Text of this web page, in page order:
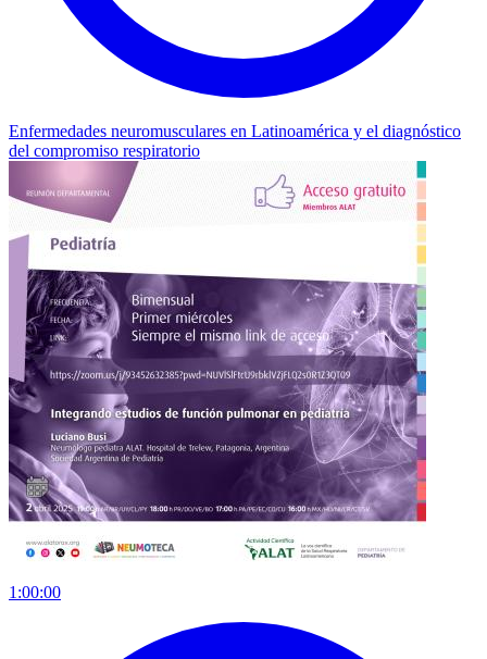
Enfermedades neuromusculares en Latinoamérica y el diagnóstico
del compromiso respiratorio
1:00:00